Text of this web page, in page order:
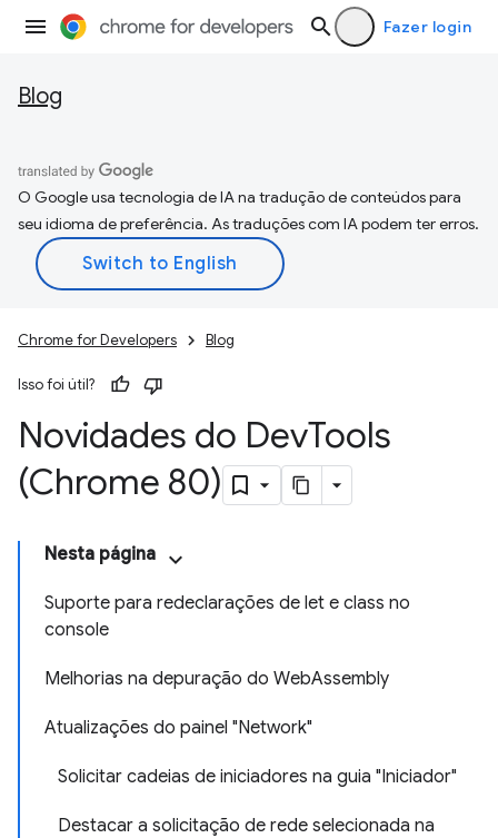
Fazer login
Blog
O Google usa tecnologia de IA na tradução de conteúdos para
seu idioma de preferência. As traduções com IA podem ter erros.
Chrome for Developers Blog
Isso foi útil?
Novidades do DevTools
(Chrome 80)
Nesta página
Suporte para redeclarações de let e class no
console
Melhorias na depuração do WebAssembly
Atualizações do painel "Network"
Solicitar cadeias de iniciadores na guia "Iniciador"
Destacar a solicitação de rede selecionada na